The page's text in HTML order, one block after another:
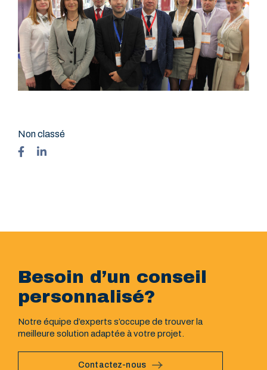
Non classé
Besoin d’un conseil
personnalisé?
Notre équipe d’experts s’occupe de trouver la
meilleure solution adaptée à votre projet.
Contactez-nous